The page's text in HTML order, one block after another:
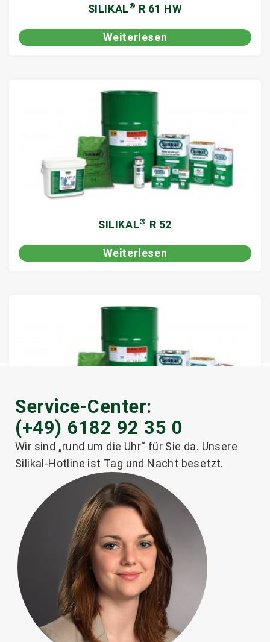
SILIKAL® R 61 HW
Weiterlesen
SILIKAL® R 52
Weiterlesen
SILIKAL ®Füllstoff SV
Weiterlesen
Service-Center:
(+49) 6182 92 35 0
Wir sind „rund um die Uhr“ für Sie da. Unsere
Silikal-Hotline ist Tag und Nacht besetzt.